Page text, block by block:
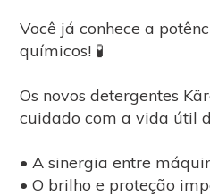
Você já conhece a
químicos! 🧪
Os novos detergentes
cuidado com a vida útil
• A sinergia entre
• O brilho e proteção